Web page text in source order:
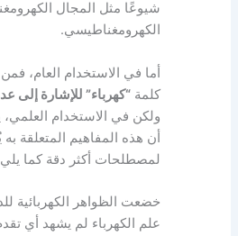
شيوعًا مثل المجال
الكهرومغناطيسي.
أما في الاستخدام العام،
كلمة“كهرباء” للإشارة إلى
ولكن في الاستخدام
أن هذه المفاهيم المتعلقة
لمصطلحات أكثر دقة كما
خضعت الظواهر الكهربائية
علم الكهرباء لم يشهد أي